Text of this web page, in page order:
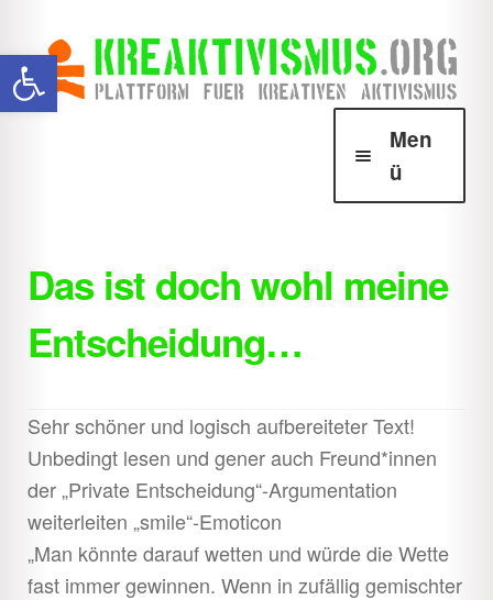
Werkzeugleiste öffnen Zur
Navigation
springen
Zum
Inhalt
springen
Men
ü
öffnen
Howtos
Downloads
Shop
öffnen
Das ist doch wohl meine
Entscheidung…
Sehr schöner und logisch aufbereiteter Text!
Unbedingt lesen und gener auch Freund*innen
der „Private Entscheidung“-Argumentation
weiterleiten „smile“-Emoticon
„Man könnte darauf wetten und würde die Wette
fast immer gewinnen. Wenn in zufällig gemischter